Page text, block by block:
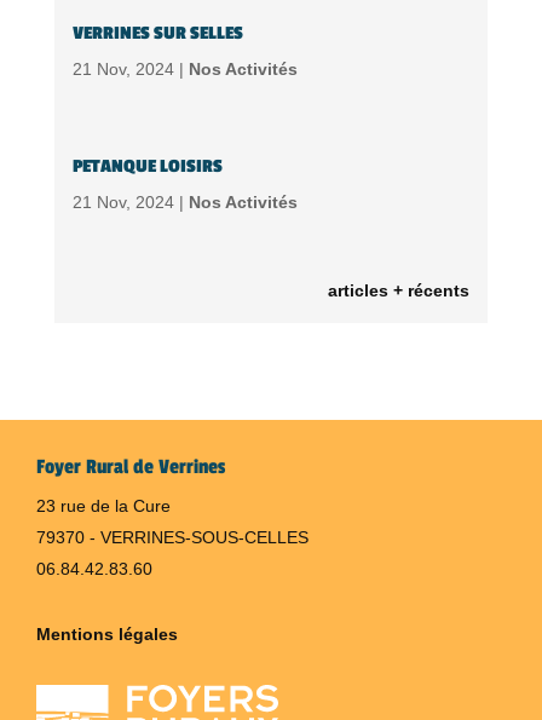
VERRINES SUR SELLES
21 Nov, 2024 | Nos Activités
PETANQUE LOISIRS
21 Nov, 2024 | Nos Activités
articles + récents
Foyer Rural de Verrines
23 rue de la Cure
79370 - VERRINES-SOUS-CELLES
06.84.42.83.60
Mentions légales